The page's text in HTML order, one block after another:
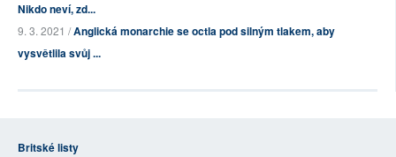
Nikdo neví, zd...
9. 3. 2021 /Anglická monarchie se octla pod silným tlakem, aby
vysvětlila svůj ...
Britské listy